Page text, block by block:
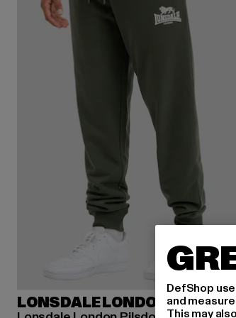
LONSDALE LONDON
DefShop
and
This may